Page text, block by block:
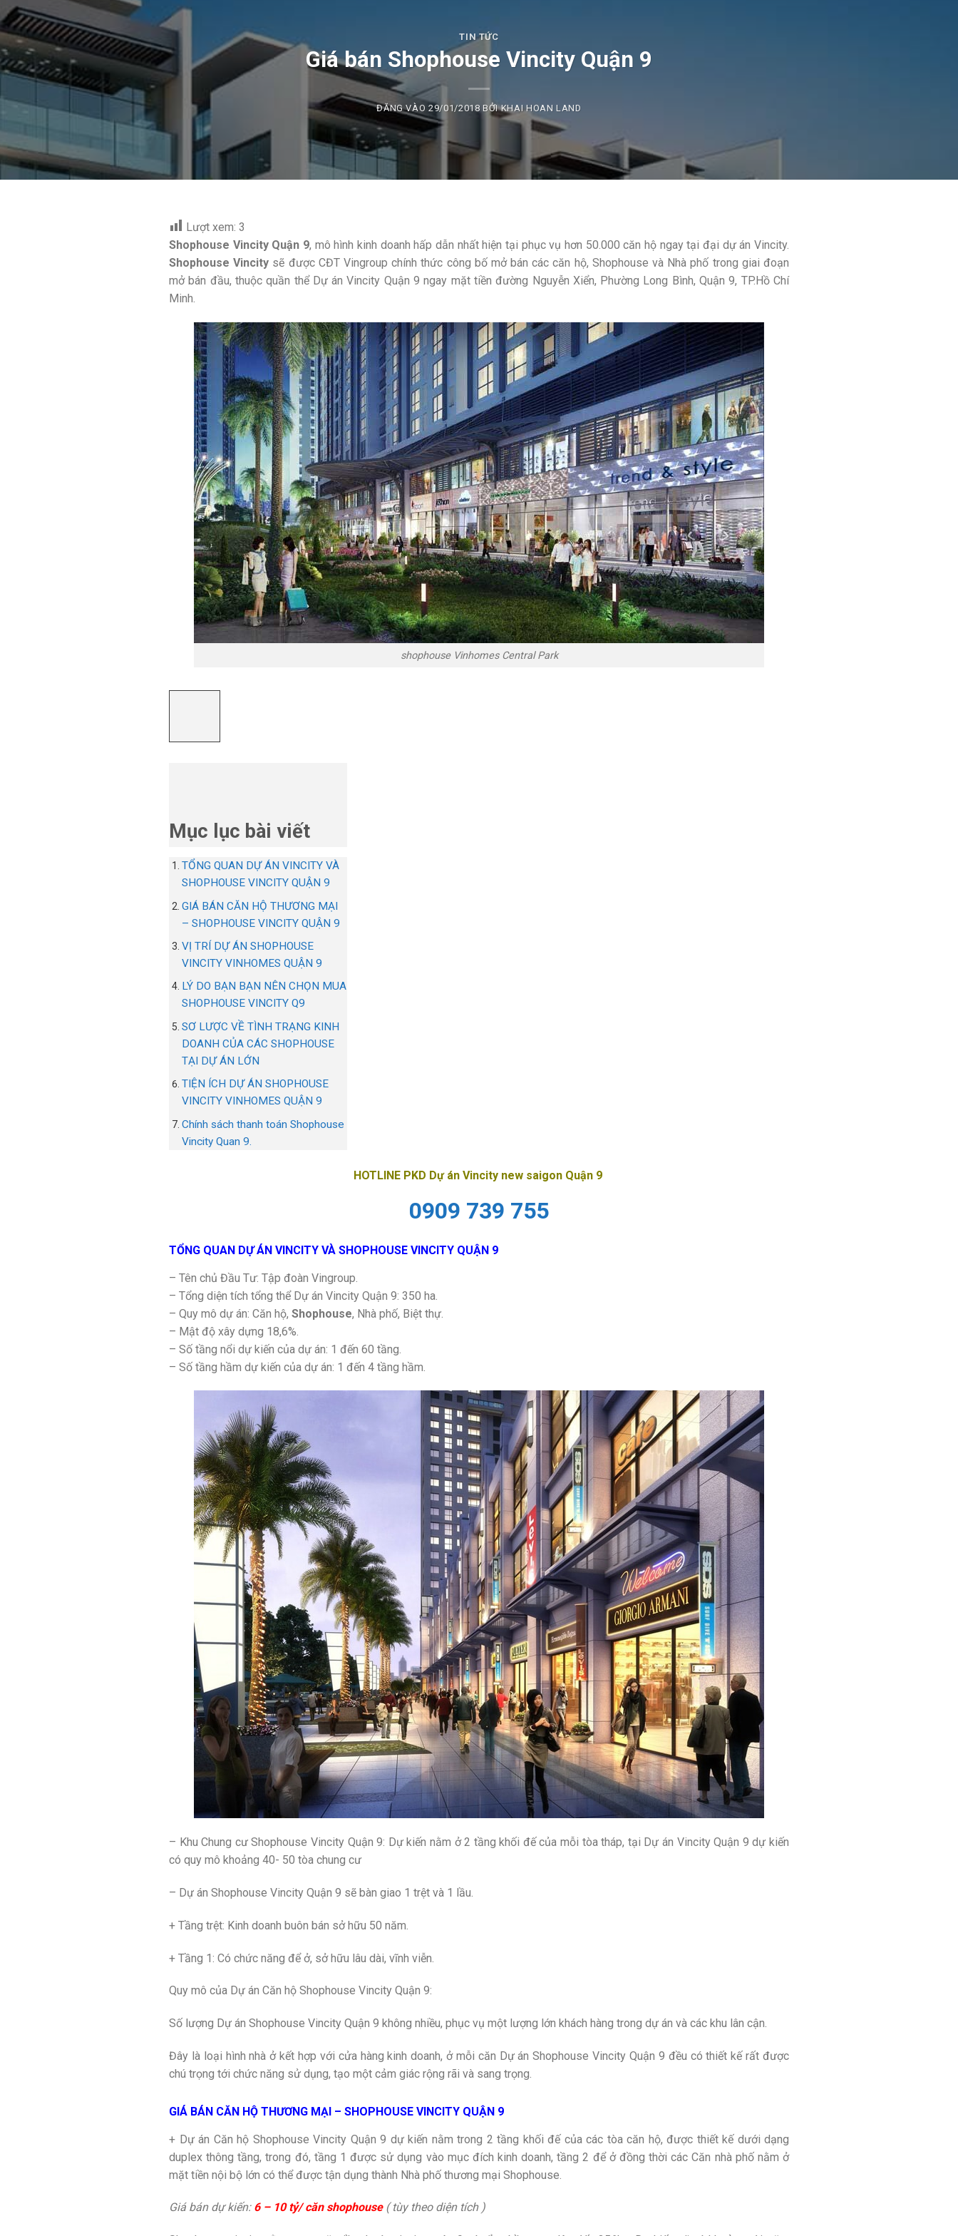
TIN TỨC
Giá bán Shophouse Vincity Quận 9
ĐĂNG VÀO29/01/2018 BỞIKHAI HOAN LAND
Lượt xem: 3
Shophouse Vincity Quận 9, mô hình kinh doanh hấp dẫn nhất hiện tại phục vụ hơn 50.000 căn hộ ngay tại đại dự án Vincity.
Shophouse Vincity sẽ được CĐT Vingroup chính thức công bố mở bán các căn hộ, Shophouse và Nhà phố trong giai đoạn
mở bán đầu, thuộc quần thể Dự án Vincity Quận 9 ngay mặt tiền đường Nguyễn Xiển, Phường Long Bình, Quận 9, TP.Hồ Chí
Minh.
shophouse Vinhomes Central Park
Mục lục bài viết
TỔNG QUAN DỰ ÁN VINCITY VÀ
SHOPHOUSE VINCITY QUẬN 9
GIÁ BÁN CĂN HỘ THƯƠNG MẠI
– SHOPHOUSE VINCITY QUẬN 9
VỊ TRÍ DỰ ÁN SHOPHOUSE
VINCITY VINHOMES QUẬN 9
LÝ DO BẠN BẠN NÊN CHỌN MUA
SHOPHOUSE VINCITY Q9
SƠ LƯỢC VỀ TÌNH TRẠNG KINH
DOANH CỦA CÁC SHOPHOUSE
TẠI DỰ ÁN LỚN
TIỆN ÍCH DỰ ÁN SHOPHOUSE
VINCITY VINHOMES QUẬN 9
Chính sách thanh toán Shophouse
Vincity Quan 9.
HOTLINE PKD Dự án Vincity new saigon Quận 9
0909 739 755
TỔNG QUAN DỰ ÁN VINCITY VÀ SHOPHOUSE VINCITY QUẬN 9
– Tên chủ Đầu Tư: Tập đoàn Vingroup.
– Tổng diện tích tổng thể Dự án Vincity Quận 9: 350 ha.
– Quy mô dự án: Căn hộ, Shophouse, Nhà phố, Biệt thự.
– Mật độ xây dựng 18,6%.
– Số tầng nổi dự kiến của dự án: 1 đến 60 tầng.
– Số tầng hầm dự kiến của dự án: 1 đến 4 tầng hầm.
– Khu Chung cư Shophouse Vincity Quận 9: Dự kiến nằm ở 2 tầng khối đế của mỗi tòa tháp, tại Dự án Vincity Quận 9 dự kiến
có quy mô khoảng 40- 50 tòa chung cư
– Dự án Shophouse Vincity Quận 9 sẽ bàn giao 1 trệt và 1 lầu.
+ Tầng trệt: Kinh doanh buôn bán sở hữu 50 năm.
+ Tầng 1: Có chức năng để ở, sở hữu lâu dài, vĩnh viễn.
Quy mô của Dự án Căn hộ Shophouse Vincity Quận 9:
Số lượng Dự án Shophouse Vincity Quận 9 không nhiều, phục vụ một lượng lớn khách hàng trong dự án và các khu lân cận.
Đây là loại hình nhà ở kết hợp với cửa hàng kinh doanh, ở mỗi căn Dự án Shophouse Vincity Quận 9 đều có thiết kế rất được
chú trọng tới chức năng sử dụng, tạo một cảm giác rộng rãi và sang trọng.
GIÁ BÁN CĂN HỘ THƯƠNG MẠI – SHOPHOUSE VINCITY QUẬN 9
+ Dự án Căn hộ Shophouse Vincity Quận 9 dự kiến nằm trong 2 tầng khối đế của các tòa căn hộ, được thiết kế dưới dạng
duplex thông tầng, trong đó, tầng 1 được sử dụng vào mục đích kinh doanh, tầng 2 để ở đồng thời các Căn nhà phố nằm ở
mặt tiền nội bộ lớn có thể được tận dụng thành Nhà phố thương mại Shophouse.
Giá bán dự kiến: 6 – 10 tỷ/ căn shophouse( tùy theo diện tích )